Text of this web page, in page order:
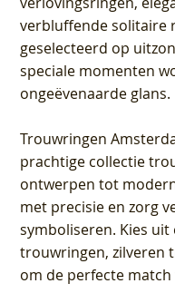
verbluffende solitaire
geselecteerd op
speciale momenten
ongeëvenaarde glans.
Trouwringen
prachtige collectie
ontwerpen tot
met precisie en zorg
symboliseren. Kies uit
trouwringen, zilveren
om de perfecte